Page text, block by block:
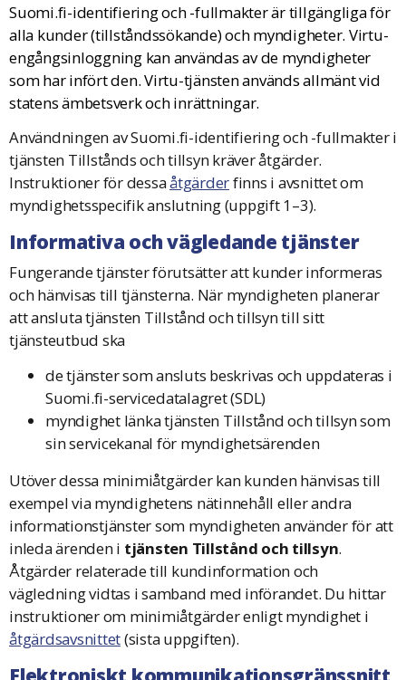
Suomi.fi-identifiering och -fullmakter är tillgängliga för
alla kunder (tillståndssökande) och myndigheter. Virtu-
engångsinloggning kan användas av de myndigheter
som har infört den. Virtu-tjänsten används allmänt vid
statens ämbetsverk och inrättningar.
Användningen av Suomi.fi-identifiering och -fullmakter i
tjänsten Tillstånds och tillsyn kräver åtgärder.
Instruktioner för dessaåtgärderfinns i avsnittet om
myndighetsspecifik anslutning (uppgift 1–3).
Informativa och vägledande tjänster
Fungerande tjänster förutsätter att kunder informeras
och hänvisas till tjänsterna. När myndigheten planerar
att ansluta tjänsten Tillstånd och tillsyn till sitt
tjänsteutbud ska
de tjänster som ansluts beskrivas och uppdateras i
Suomi.fi-servicedatalagret (SDL)
myndighet länka tjänsten Tillstånd och tillsyn som
sin servicekanal för myndighetsärenden
Utöver dessa minimiåtgärder kan kunden hänvisas till
exempel via myndighetens nätinnehåll eller andra
informationstjänster som myndigheten använder för att
inleda ärenden i tjänsten Tillstånd och tillsyn.
Åtgärder relaterade till kundinformation och
vägledning vidtas i samband med införandet. Du hittar
instruktioner om minimiåtgärder enligt myndighet i
åtgärdsavsnittet(sista uppgiften).